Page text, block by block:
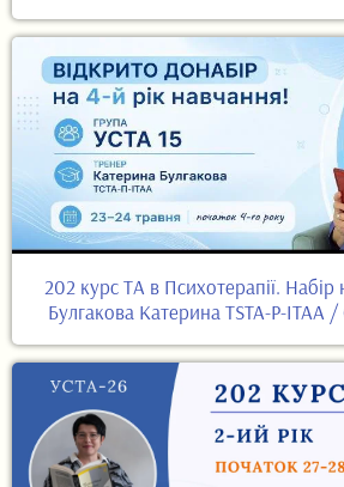
202 курс ТА в Психотерапії. Набір
Булгакова Катерина TSTA-P-ITAA